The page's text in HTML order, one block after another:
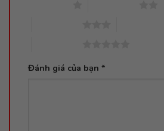
Đánh giá của bạn *